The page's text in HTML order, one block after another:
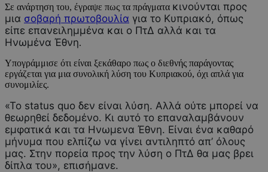
Σε ανάρτηση του, έγραψε πως τα πράγματα κινούνται προς
μια σοβαρή πρωτοβουλία για το Κυπριακό, όπως
είπε επανειλημμένα και ο ΠτΔ αλλά και τα
Ηνωμένα Έθνη.
Υπογράμμισε ότι είναι ξεκάθαρο πως ο διεθνής παράγοντας
εργάζεται για μια συνολική λύση του Κυπριακού, όχι απλά για
συνομιλίες.
«Το status quo δεν είναι λύση. Αλλά ούτε μπορεί να
θεωρηθεί δεδομένο. Κι αυτό το επαναλαμβάνουν
εμφατικά και τα Ηνωμενα Έθνη. Είναι ένα καθαρό
μήνυμα που ελπίζω να γίνει αντιληπτό απ’ όλους
μας. Στην πορεία προς την λύση ο ΠτΔ θα μας βρει
δίπλα του», επισήμανε.